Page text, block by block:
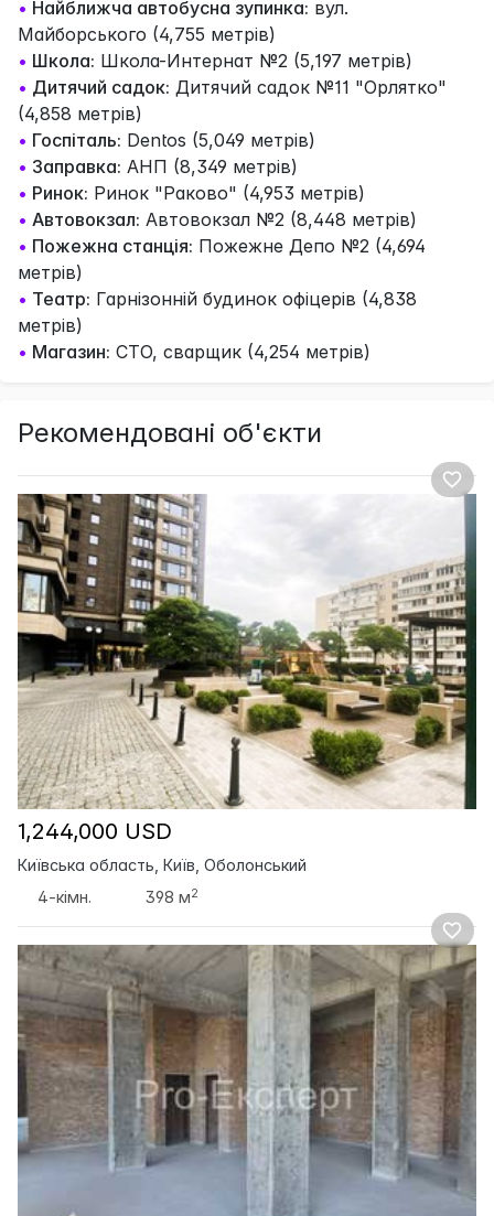
• Найближча автобусна зупинка: вул.
Майборського (4,755 метрів)
• Школа: Школа-Интернат №2 (5,197 метрів)
• Дитячий садок: Дитячий садок №11 "Орлятко"
(4,858 метрів)
• Госпіталь: Dentos (5,049 метрів)
• Заправка: АНП (8,349 метрів)
• Ринок: Ринок "Раково" (4,953 метрів)
• Автовокзал: Автовокзал №2 (8,448 метрів)
• Пожежна станція: Пожежне Депо №2 (4,694
метрів)
• Театр: Гарнізонній будинок офіцерів (4,838
метрів)
• Магазин: СТО, сварщик (4,254 метрів)
Рекомендовані об'єкти
1,244,000 USD
Київська область, Київ, Оболонський
4-кімн.
398 м2